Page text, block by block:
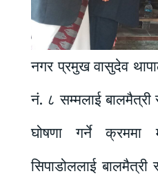
नगर प्रमुख वासुदेव
नं. ८ सम्मलाई
घोषणा गर्ने
सिपाडोललाई